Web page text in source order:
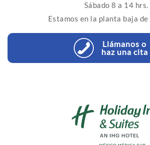
Sábado 8 a 14 hrs.
Estamos en la planta baja
Llámanos o
haz una cita